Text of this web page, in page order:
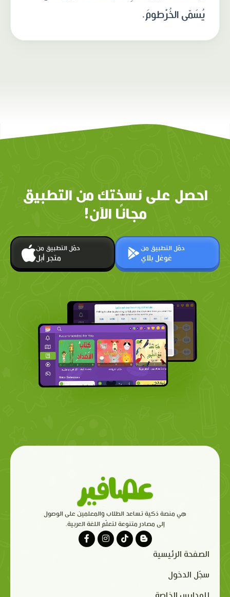
يُسَمّى الخُرْطومَ.
احصل على نسختك من التطبيق
مجانًا الآن!
حمّل التطبيق من
متجر أبل
حمّل التطبيق من
غوغل بلاي
هي منصة ذكية تساعد الطلاب والمعلمين على الوصول
إلى مصادر متنوعة لتعلّم اللغة العربية.
الصفحة الرئيسية
سجّل الدخول